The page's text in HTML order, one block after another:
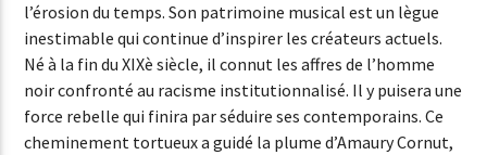
l’érosion du temps. Son patrimoine musical est un lègue
inestimable qui continue d’inspirer les créateurs actuels.
Né à la fin du XIXè siècle, il connut les affres de l’homme
noir confronté au racisme institutionnalisé. Il y puisera une
force rebelle qui finira par séduire ses contemporains. Ce
cheminement tortueux a guidé la plume d’Amaury Cornut,